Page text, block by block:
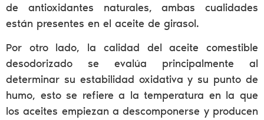
de antioxidantes naturales, ambas cualidades
están presentes en el aceite de girasol.
Por otro lado, la calidad del aceite comestible
desodorizado se evalúa principalmente al
determinar su estabilidad oxidativa y su punto de
humo, esto se refiere a la temperatura en la que
los aceites empiezan a descomponerse y producen